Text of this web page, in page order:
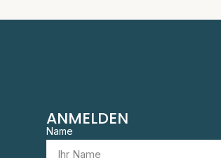
ANMELDEN
Name